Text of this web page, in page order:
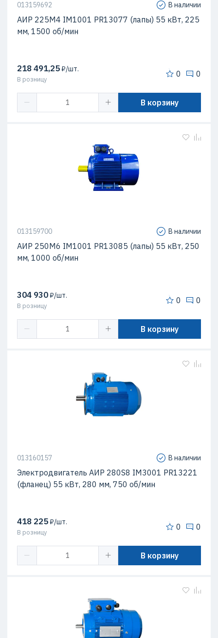
013159692 В наличии
АИР 225М4 IM1001 PR13077 (лапы) 55 кВт, 225
мм, 1500 об/мин
218 491,25₽/шт.
В розницу
0 0
В корзину
013159700 В наличии
АИР 250М6 IM1001 PR13085 (лапы) 55 кВт, 250
мм, 1000 об/мин
304 930₽/шт.
В розницу
0 0
В корзину
013160157 В наличии
Электродвигатель AИР 280S8 IM3001 PR13221
(фланец) 55 кВт, 280 мм, 750 об/мин
418 225₽/шт.
В розницу
0 0
В корзину